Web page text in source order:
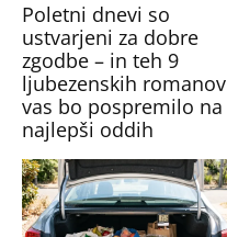
Poletni dnevi so
ustvarjeni za dobre
zgodbe – in teh 9
ljubezenskih romanov
vas bo pospremilo na
najlepši oddih